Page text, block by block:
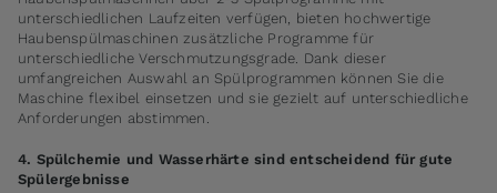
unterschiedlichen Laufzeiten verfügen, bieten hochwertige
Haubenspülmaschinen zusätzliche Programme für
unterschiedliche Verschmutzungsgrade. Dank dieser
umfangreichen Auswahl an Spülprogrammen können Sie die
Maschine flexibel einsetzen und sie gezielt auf unterschiedliche
Anforderungen abstimmen.
4. Spülchemie und Wasserhärte sind entscheidend für gute
Spülergebnisse